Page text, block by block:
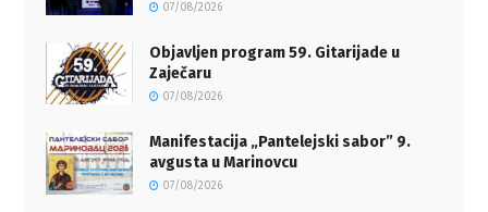
07/08/2026
Objavljen program 59. Gitarijade u
Zaječaru
07/08/2026
Manifestacija „Pantelejski sabor” 9.
avgusta u Marinovcu
07/08/2026